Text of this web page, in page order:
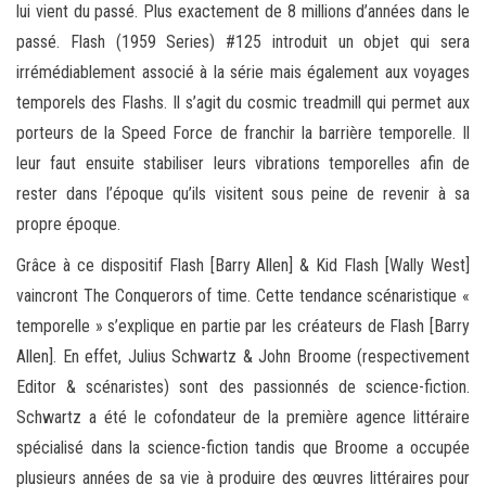
lui vient du passé. Plus exactement de 8 millions d’années dans le
passé. Flash (1959 Series) #125 introduit un objet qui sera
irrémédiablement associé à la série mais également aux voyages
temporels des Flashs. Il s’agit du cosmic treadmill qui permet aux
porteurs de la Speed Force de franchir la barrière temporelle. Il
leur faut ensuite stabiliser leurs vibrations temporelles afin de
rester dans l’époque qu’ils visitent sous peine de revenir à sa
propre époque.
Grâce à ce dispositif Flash [Barry Allen] & Kid Flash [Wally West]
vaincront The Conquerors of time. Cette tendance scénaristique «
temporelle » s’explique en partie par les créateurs de Flash [Barry
Allen]. En effet, Julius Schwartz & John Broome (respectivement
Editor & scénaristes) sont des passionnés de science-fiction.
Schwartz a été le cofondateur de la première agence littéraire
spécialisé dans la science-fiction tandis que Broome a occupée
plusieurs années de sa vie à produire des œuvres littéraires pour